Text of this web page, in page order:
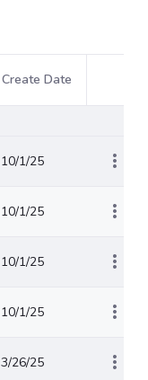
Create Date
10/1/25
10/1/25
10/1/25
10/1/25
3/26/25